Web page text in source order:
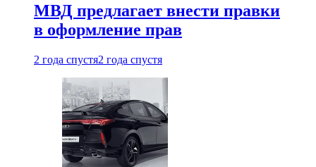
МВД предлагает внести правки
в оформление прав
2 года спустя2 года спустя